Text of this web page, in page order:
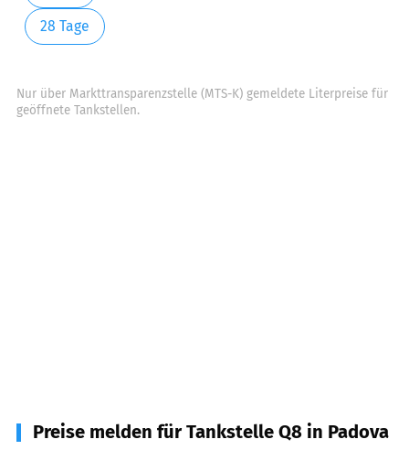
28 Tage
Nur über Markttransparenzstelle (MTS-K) gemeldete Literpreise für
geöffnete Tankstellen.
Preise melden für Tankstelle Q8 in Padova